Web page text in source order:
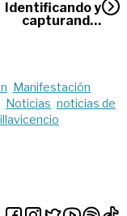
Identificando y
capturando,
Manifestación
Noticias noticias de